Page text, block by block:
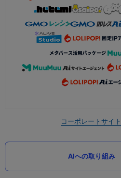
コーポレートサイト
AIへの取り組み